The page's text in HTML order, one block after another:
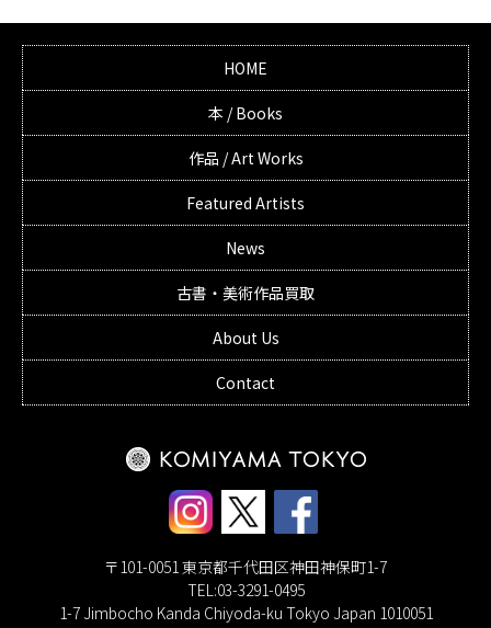
HOME
本 / Books
作品 / Art Works
Featured Artists
News
古書・美術作品買取
About Us
Contact
〒101-0051 東京都千代田区神田神保町1-7
TEL:03-3291-0495
1-7 Jimbocho Kanda Chiyoda-ku Tokyo Japan 1010051